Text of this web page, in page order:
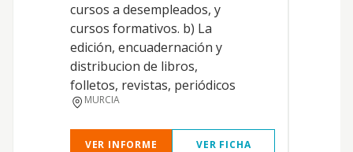
cursos a desempleados, y
cursos formativos. b) La
edición, encuadernación y
distribucion de libros,
folletos, revistas, periódicos
MURCIA
VER INFORME VER FICHA